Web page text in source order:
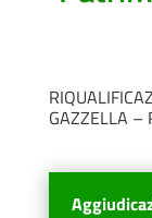
GAZZELLA –